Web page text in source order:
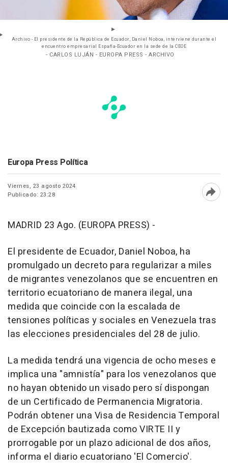
Archivo - El presidente de la República de Ecuador, Daniel Noboa, interviene durante el
encuentro empresarial España-Ecuador en la sede de la CEOE
- CARLOS LUJÁN - EUROPA PRESS - ARCHIVO
Europa Press Política
Viernes, 23 agosto 2024
Publicado: 23:28
MADRID 23 Ago. (EUROPA PRESS) -
El presidente de Ecuador, Daniel Noboa, ha
promulgado un decreto para regularizar a miles
de migrantes venezolanos que se encuentren en
territorio ecuatoriano de manera ilegal, una
medida que coincide con la escalada de
tensiones políticas y sociales en Venezuela tras
las elecciones presidenciales del 28 de julio.
La medida tendrá una vigencia de ocho meses e
implica una "amnistía" para los venezolanos que
no hayan obtenido un visado pero sí dispongan
de un Certificado de Permanencia Migratoria.
Podrán obtener una Visa de Residencia Temporal
de Excepción bautizada como VIRTE II y
prorrogable por un plazo adicional de dos años,
informa el diario ecuatoriano 'El Comercio'.